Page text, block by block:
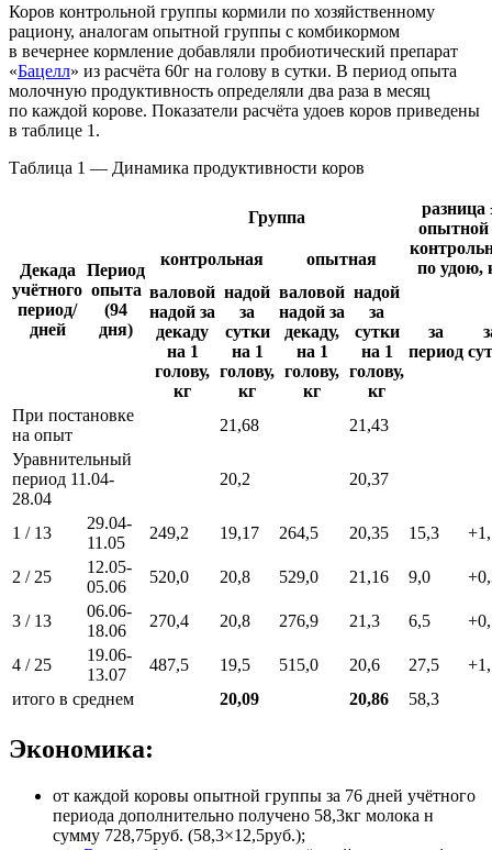
Коров контрольной группы кормили по хозяйственному
рациону, аналогам опытной группы с комбикормом
в вечернее кормление добавляли пробиотический препарат
«Бацелл» из расчёта 60г на голову в сутки. В период опыта
молочную продуктивность определяли два раза в месяц
по каждой корове. Показатели расчёта удоев коров приведены
в таблице 1.
Таблица 1 — Динамика продуктивности коров
Декада
учётного
период/
дней
Период
опыта
(94
дня)
Группа
разница
опытной
по удою,
контрольная
опытная
валовой
надой за
декаду
на 1
голову,
кг
надой
за
сутки
на 1
голову,
кг
валовой
надой за
декаду,
на 1
голову,
кг
надой
за
сутки
на 1
голову,
кг
за
период
При постановке
на опыт
21,68
21,43
Уравнительный
период 11.04-
28.04
20,2 20,37
1 / 13
29.04-
11.05
249,2 19,17 264,5 20,35 15,3
2 / 25
12.05-
05.06
520,0 20,8 529,0 21,16 9,0
3 / 13
06.06-
18.06
270,4 20,8 276,9 21,3 6,5
4 / 25
19.06-
13.07
487,5 19,5 515,0 20,6 27,5
итого в среднем
20,09 20,86 58,3
Экономика:
от каждой коровы опытной группы за 76 дней учётного
периода дополнительно получено 58,3кг молока н
сумму 728,75руб. (58,3×12,5руб.);